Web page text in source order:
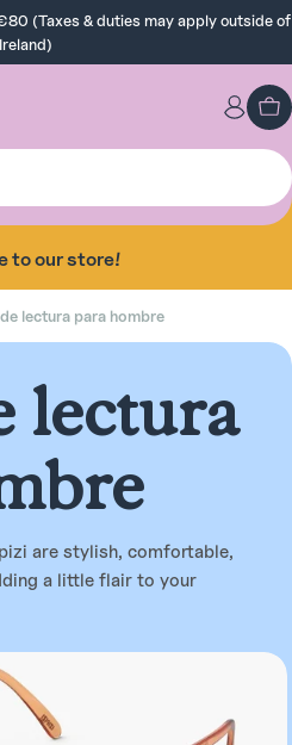
(Taxes & duties may apply outside of
Ireland)
to our store!
lectura para hombre
lectura
are stylish, comfortable,
a little flair to your